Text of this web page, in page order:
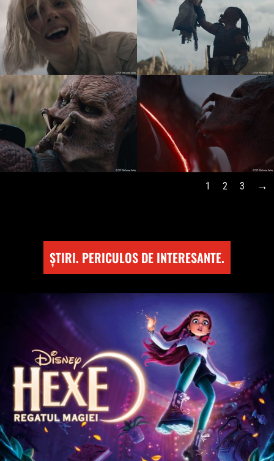
1 2 3
ȘTIRI. PERICULOS DE INTERESANTE.